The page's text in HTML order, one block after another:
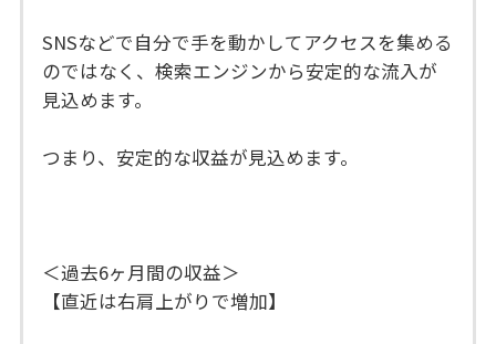
SNSなどで自分で手を動かしてアクセスを集める
のではなく、検索エンジンから安定的な流入が
見込めます。
つまり、安定的な収益が見込めます。
＜過去6ヶ月間の収益＞
【直近は右肩上がりで増加】